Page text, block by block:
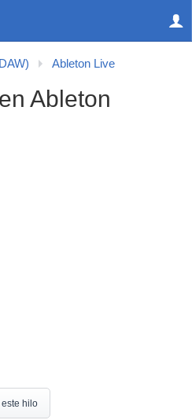
Ableton Live
Ableton
hilo